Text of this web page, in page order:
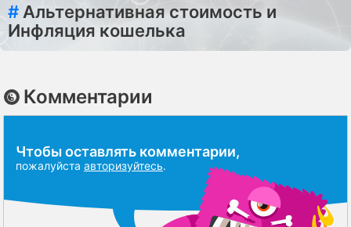
# Альтернативная стоимость и
Инфляция кошелька
Комментарии
Чтобы оставлять комментарии,
пожалуйста авторизуйтесь.